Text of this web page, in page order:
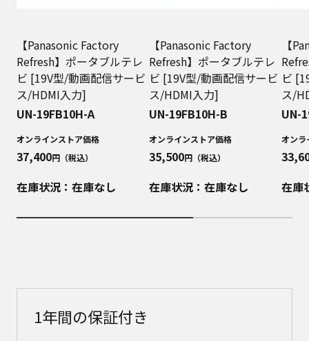
【Panasonic Factory
Refresh】ポータブルテレ
ビ [19V型/動画配信サービ
ス/HDMI入力]
UN-19FB10H-A
オンラインストア価格
37,400円（税込）
在庫状況：在庫なし
【Panasonic Factory
Refresh】ポータブルテレ
ビ [19V型/動画配信サービ
ス/HDMI入力]
UN-19FB10H-B
オンラインストア価格
35,500円（税込）
在庫状況：在庫なし
【
ビ
ス/
UN-
オンラ
在庫
1年間の保証付き